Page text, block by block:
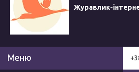
Журавлик-